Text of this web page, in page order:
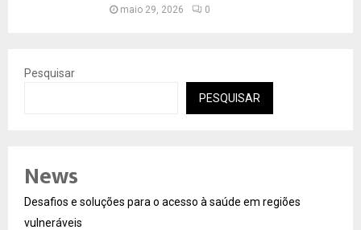
maio 29, 2026 0
Pesquisar
PESQUISAR
News
Desafios e soluções para o acesso à saúde em regiões
vulneráveis